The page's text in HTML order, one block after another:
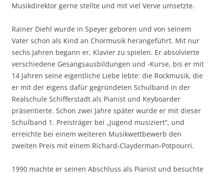
Musikdirektor gerne stellte und mit viel Verve umsetzte.
Rainer Diehl wurde in Speyer geboren und von seinem
Vater schon als Kind an Chormusik herangeführt. Mit nur
sechs Jahren begann er, Klavier zu spielen. Er absolvierte
verschiedene Gesangsausbildungen und -Kurse, bis er mit
14 Jahren seine eigentliche Liebe lebte: die Rockmusik, die
er mit der eigens dafür gegründeten Schulband in der
Realschule Schifferstadt als Pianist und Keyboarder
präsentierte. Schon zwei Jahre später wurde er mit dieser
Schulband 1. Preisträger bei „Jugend musiziert“, und
erreichte bei einem weiteren Musikwettbewerb den
zweiten Preis mit einem Richard-Clayderman-Potpourri.
1990 machte er seinen Abschluss als Pianist und besuchte